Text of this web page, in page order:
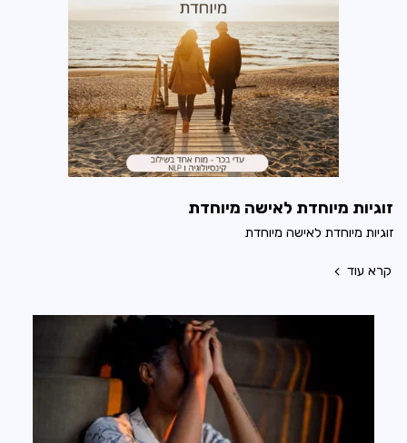
זוגיות מיוחדת לאישה מיוחדת
זוגיות מיוחדת לאישה מיוחדת
קרא עוד